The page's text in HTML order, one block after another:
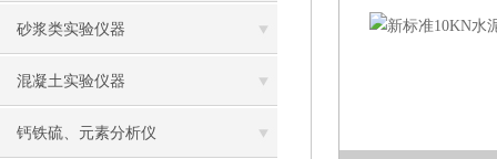
砂浆类实验仪器
混凝土实验仪器
钙铁硫、元素分析仪